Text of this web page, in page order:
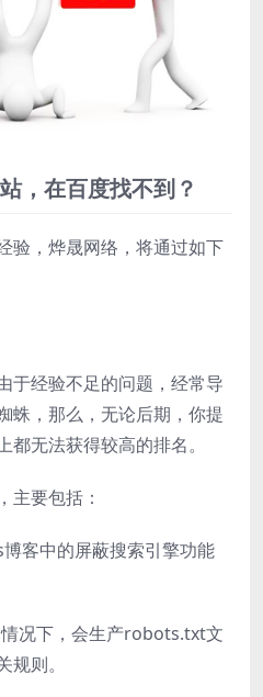
，在百度找不到？
验，烨晟网络，将通过如下
于经验不足的问题，经常导
蛛，那么，无论后期，你提
无法获得较高的排名。
主要包括：
客中的屏蔽搜索引擎功能
况下，会生产robots.txt文
则。